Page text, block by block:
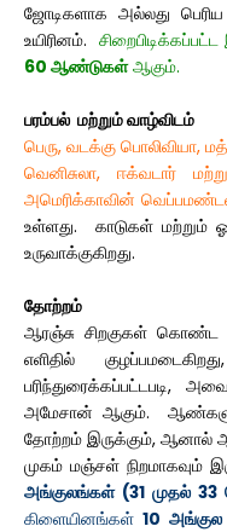
ஜோடிகளாக அல்லது பெரிய
உயிரினம்.
60 ஆண்டுகள்ஆகும்.
பரம்பல் மற்றும் வாழ்விடம்
பெரு, வடக்கு பொலிவியா,
வெனிசுலா, ஈக்வடார்
அமெரிக்காவின்
உள்ளது. காடுகள் மற்றும்
உருவாக்குகிறது.
தோற்றம்
ஆரஞ்சு சிறகுகள் கொண்ட
எளிதில்
அமேசான் ஆகும்.
தோற்றம் இருக்கும், ஆனால்
முகம் மஞ்சள் நிறமாகவும்
அங்குலங்கள் (31 முதல் 33
கிளையினங்கள்10 அங்குல